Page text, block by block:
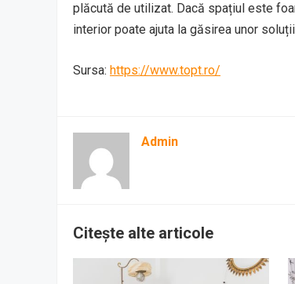
plăcută de utilizat. Dacă spațiul este
interior poate ajuta la găsirea unor
Sursa: https://www.topt.ro/
Admin
Citește alte articole